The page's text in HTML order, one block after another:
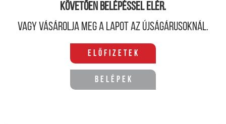
követően belépéssel elér.
Vagy vásárolja meg a lapot az újságárusoknál.
Előfizetek
Belépek